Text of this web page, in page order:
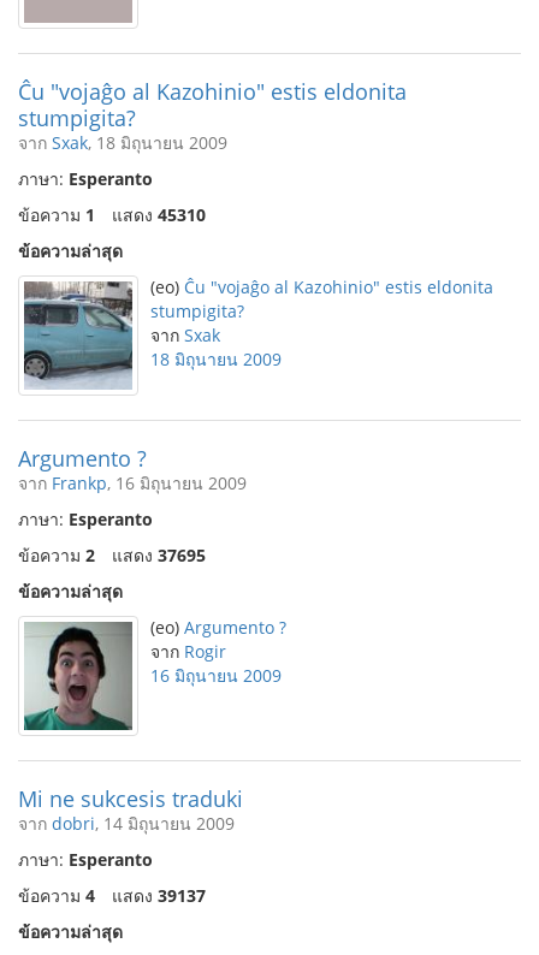
Ĉu "vojaĝo al Kazohinio" estis eldonita
stumpigita?
จาก Sxak, 18 มิถุนายน 2009
ภาษา: Esperanto
ข้อความ 1 แสดง 45310
ข้อความล่าสุด
(eo) Ĉu "vojaĝo al Kazohinio" estis eldonita
stumpigita?
จาก Sxak
18 มิถุนายน 2009
Argumento ?
จาก Frankp, 16 มิถุนายน 2009
ภาษา: Esperanto
ข้อความ 2 แสดง 37695
ข้อความล่าสุด
(eo) Argumento ?
จาก Rogir
16 มิถุนายน 2009
Mi ne sukcesis traduki
จาก dobri, 14 มิถุนายน 2009
ภาษา: Esperanto
ข้อความ 4 แสดง 39137
ข้อความล่าสุด